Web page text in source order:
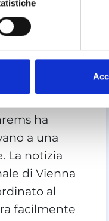
ha
a una
La notizia
di Vienna
al
facilmente